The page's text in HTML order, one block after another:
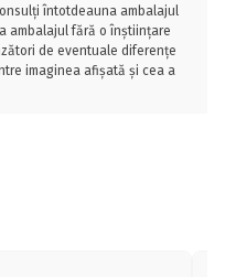
întotdeauna ambalajul
ambalajul fără o înștiințare
de eventuale diferențe
imaginea afișată și cea a